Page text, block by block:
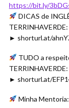
https://bit.ly/
DICAS de
TERRINHAVERDE:
► shorturl.at/
TUDO a
TERRINHAVERDE:
► shorturl.at/
Minha